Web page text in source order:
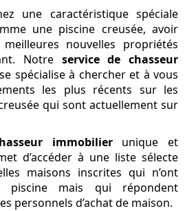
une caractéristique spéciale
une piscine creusée, avoir
nouvelles propriétés
Notre service de chasseur
spécialise à chercher et à vous
les plus récents sur les
qui sont actuellement sur
immobilierunique et
d’accéder à une liste sélecte
maisons inscrites qui n’ont
piscine mais qui répondent
personnels d’achat de maison.